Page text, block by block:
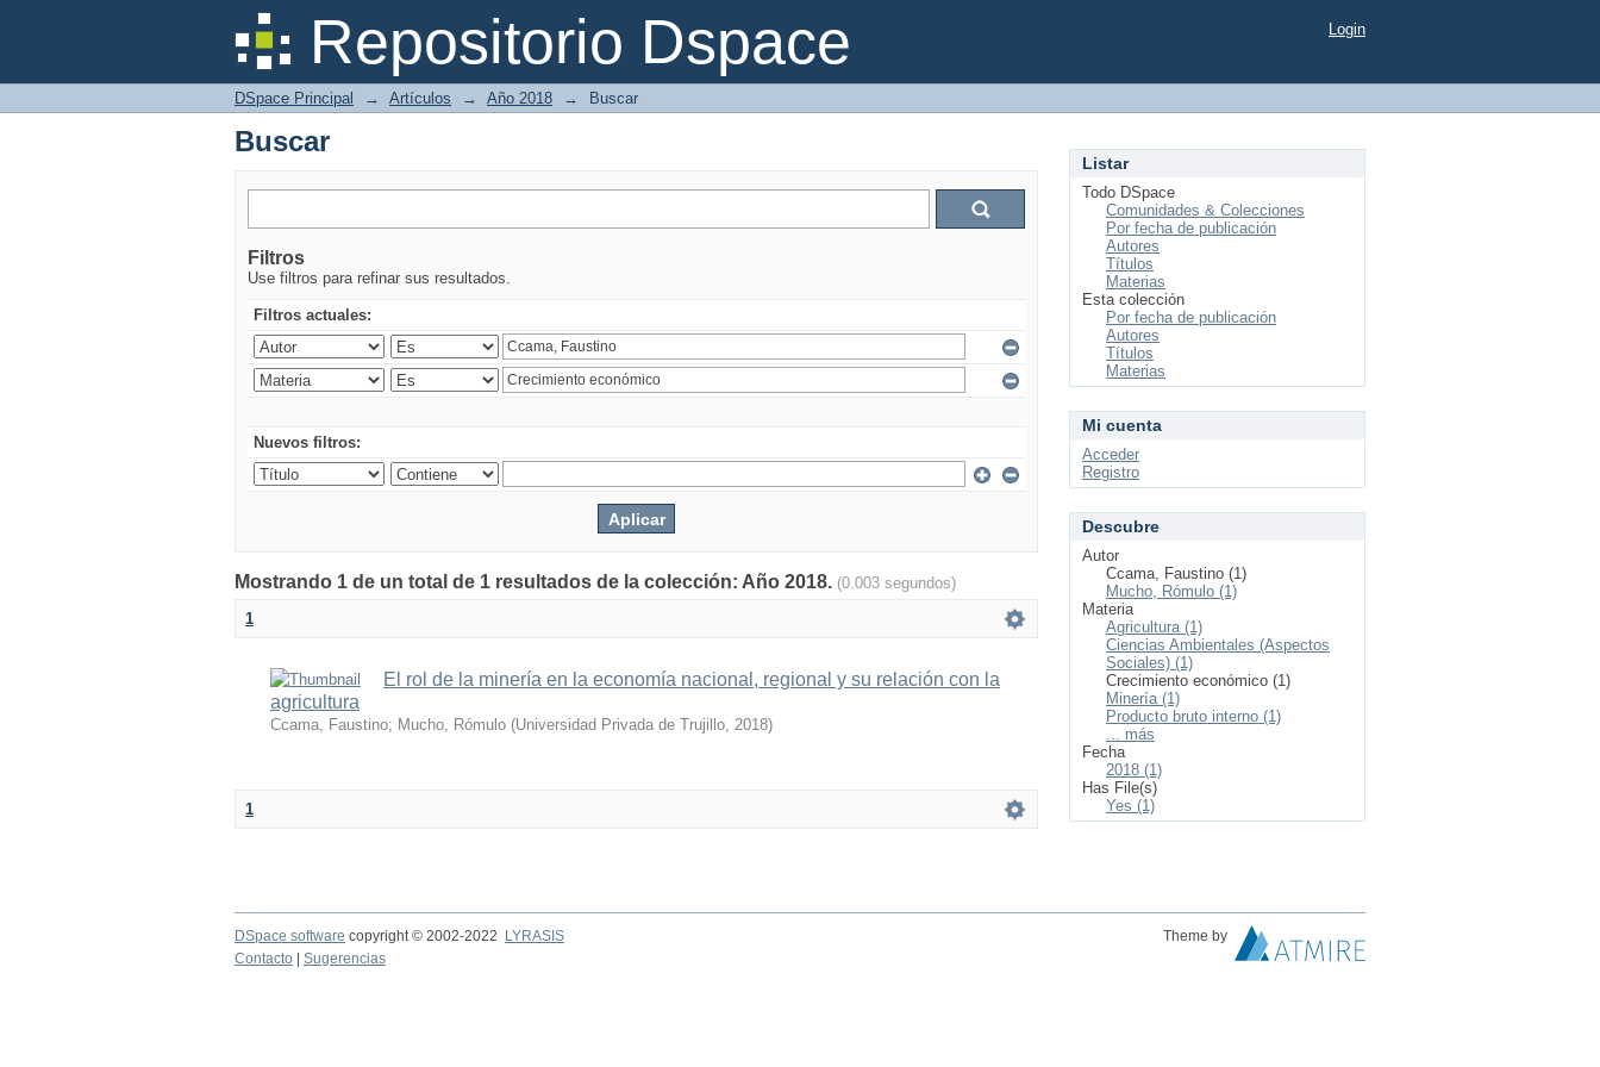
Repositorio Dspace
Buscar Login
DSpace Principal → Artículos → Año 2018 → Buscar
Buscar
Filtros
Use filtros para refinar sus resultados.
Filtros actuales:
Nuevos filtros:
Mostrando 1 de un total de 1 resultados de la colección: Año 2018. (0.003 segundos)
1
El rol de la minería en la economía nacional, regional y su relación con la
agricultura
Ccama, Faustino; Mucho, Rómulo (Universidad Privada de Trujillo, 2018)
1
Listar
Todo DSpace
Comunidades & Colecciones
Por fecha de publicación
Autores
Títulos
Materias
Esta colección
Por fecha de publicación
Autores
Títulos
Materias
Mi cuenta
Acceder
Registro
Descubre
Autor
Ccama, Faustino (1)
Mucho, Rómulo (1)
Materia
Agricultura (1)
Ciencias Ambientales (Aspectos
Sociales) (1)
Crecimiento económico (1)
Minería (1)
Producto bruto interno (1)
... más
Fecha
2018 (1)
Has File(s)
Yes (1)
DSpace software copyright © 2002-2022 LYRASIS
Theme by
Contacto
Sugerencias